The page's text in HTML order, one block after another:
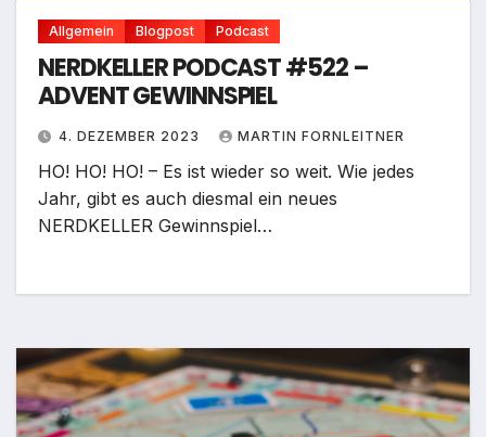
Allgemein Blogpost Podcast
NERDKELLER PODCAST #522 –
ADVENT GEWINNSPIEL
4. DEZEMBER 2023 MARTIN FORNLEITNER
HO! HO! HO! – Es ist wieder so weit. Wie jedes
Jahr, gibt es auch diesmal ein neues
NERDKELLER Gewinnspiel…